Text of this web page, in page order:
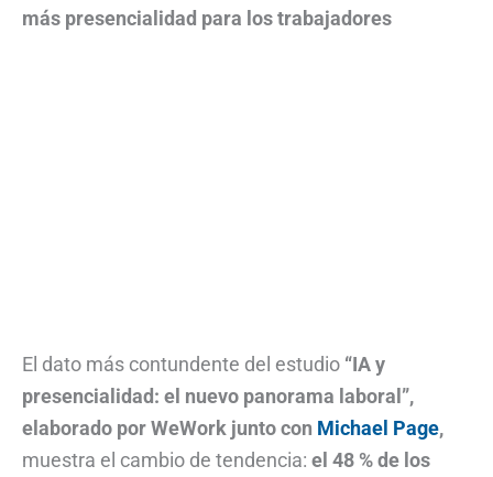
más presencialidad para los trabajadores
El dato más contundente del estudio “IA y
presencialidad: el nuevo panorama laboral”,
elaborado por WeWork junto con Michael Page,
muestra el cambio de tendencia: el 48 % de los